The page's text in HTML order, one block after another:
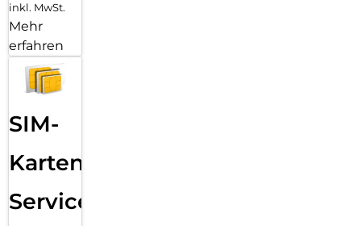
inkl. MwSt.
Mehr
erfahren
SIM-
Karten
Service: